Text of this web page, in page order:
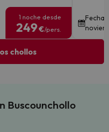
1 noche desde
249€/pers.
chollos
Buscounchollo